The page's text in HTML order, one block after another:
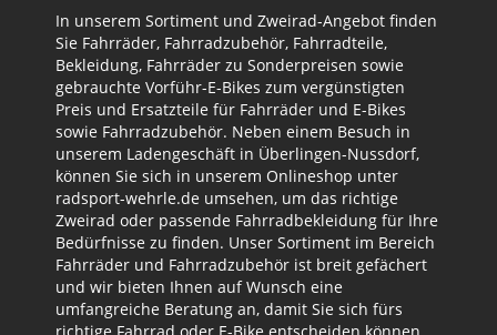
In unserem Sortiment und Zweirad-Angebot finden
Sie Fahrräder, Fahrradzubehör, Fahrradteile,
Bekleidung, Fahrräder zu Sonderpreisen sowie
gebrauchte Vorführ-E-Bikes zum vergünstigten
Preis und Ersatzteile für Fahrräder und E-Bikes
sowie Fahrradzubehör. Neben einem Besuch in
unserem Ladengeschäft in Überlingen-Nussdorf,
können Sie sich in unserem Onlineshop unter
radsport-wehrle.de umsehen, um das richtige
Zweirad oder passende Fahrradbekleidung für Ihre
Bedürfnisse zu finden. Unser Sortiment im Bereich
Fahrräder und Fahrradzubehör ist breit gefächert
und wir bieten Ihnen auf Wunsch eine
umfangreiche Beratung an, damit Sie sich fürs